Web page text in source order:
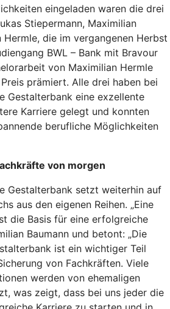
eingeladen waren die drei
Stiepermann, Maximilian
Hermle, die im vergangenen Herbst
BWL – Bank mit Bravour
von Maximilian Hermle
prämiert. Alle drei haben bei
Gestalterbank eine exzellente
Karriere gelegt und konnten
berufliche Möglichkeiten
von morgen
Gestalterbank setzt weiterhin auf
aus den eigenen Reihen. „Eine
die Basis für eine erfolgreiche
Baumann und betont: „Die
ist ein wichtiger Teil
von Fachkräften. Viele
werden von ehemaligen
was zeigt, dass bei uns jeder die